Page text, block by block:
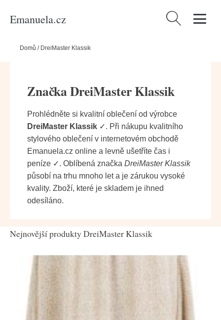
Emanuela.cz Vyhledávání
Domů / DreiMaster Klassik
Značka DreiMaster Klassik
Prohlédněte si kvalitní oblečení od výrobce
DreiMaster Klassik ✓. Při nákupu kvalitního
stylového oblečení v internetovém obchodě
Emanuela.cz online a levně ušetříte čas i
peníze ✓. Oblíbená značka DreiMaster Klassik
působí na trhu mnoho let a je zárukou vysoké
kvality. Zboží, které je skladem je ihned
odesíláno.
Nejnovější produkty DreiMaster Klassik